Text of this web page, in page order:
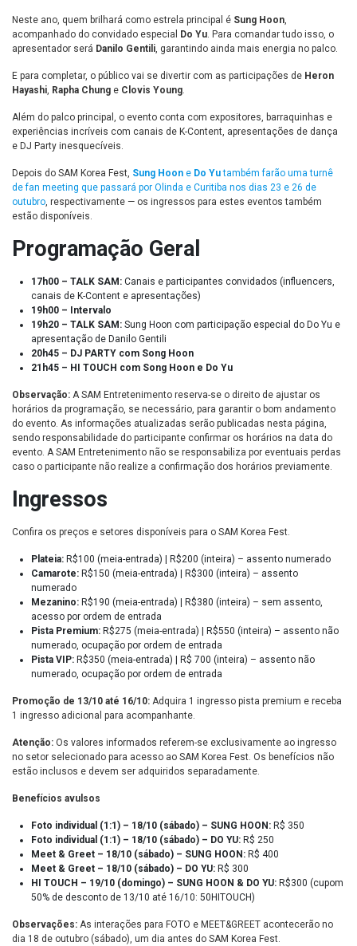
Neste ano, quem brilhará como estrela principal é Sung Hoon,
acompanhado do convidado especial
Do Yu. Para comandar tudo isso, o
apresentador será Danilo Gentili, garantindo ainda mais energia no palco.
E para completar, o público vai se divertir com as participações de Heron
Hayashi, Rapha Chung e Clovis Young.
Além do palco principal, o evento conta com expositores, barraquinhas e
experiências incríveis com canais de K-Content, apresentações de dança
e DJ Party inesquecíveis.
Depois do SAM Korea Fest, Sung Hoon e Do Yutambém farão uma turnê
de fan meeting que passará por Olinda e Curitiba nos dias 23 e 26 de
outubro, respectivamente — os ingressos para estes eventos também
estão disponíveis.
Programação Geral
17h00 – TALK SAM: Canais e participantes convidados (influencers,
canais de K-Content e apresentações)
19h00 – Intervalo
19h20 – TALK SAM: Sung Hoon com participação especial do Do Yu e
apresentação de Danilo Gentili
20h45 – DJ PARTY com Song Hoon
21h45 – HI TOUCH com Song Hoon e Do Yu
Observação: A SAM Entretenimento reserva-se o direito de ajustar os
horários da programação, se necessário, para garantir o bom andamento
do evento. As informações atualizadas serão publicadas nesta página,
sendo responsabilidade do participante confirmar os horários na data do
evento. A SAM Entretenimento não se responsabiliza por eventuais perdas
caso o participante não realize a confirmação dos horários previamente.
Ingressos
Confira os preços e setores disponíveis para o SAM Korea Fest.
Plateia: R$100 (meia-entrada) | R$200 (inteira) – assento numerado
Camarote: R$150 (meia-entrada) | R$300 (inteira) – assento
numerado
Mezanino: R$190 (meia-entrada) | R$380 (inteira) – sem assento,
acesso por ordem de entrada
Pista Premium: R$275 (meia-entrada) | R$550 (inteira) – assento não
numerado, ocupação por ordem de entrada
Pista VIP: R$350 (meia-entrada) | R$ 700 (inteira) – assento não
numerado, ocupação por ordem de entrada
Promoção de 13/10 até 16/10: Adquira 1 ingresso pista premium e receba
1 ingresso adicional para acompanhante.
Atenção: Os valores informados referem-se exclusivamente ao ingresso
no setor selecionado para acesso ao SAM Korea Fest. Os benefícios não
estão inclusos e devem ser adquiridos separadamente.
Benefícios avulsos
Foto individual (1:1) – 18/10 (sábado) – SUNG HOON: R$ 350
Foto individual (1:1) – 18/10 (sábado) – DO YU: R$ 250
Meet & Greet – 18/10 (sábado) – SUNG HOON: R$ 400
Meet & Greet – 18/10 (sábado) – DO YU: R$ 300
HI TOUCH – 19/10 (domingo) – SUNG HOON & DO YU: R$300 (cupom
50% de desconto de 13/10 até 16/10: 50HITOUCH)
Observações: As interações para FOTO e MEET&GREET acontecerão no
dia 18 de outubro (sábado), um dia antes do SAM Korea Fest.